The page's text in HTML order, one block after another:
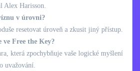
Harisson.
v úrovni?
resetovat úroveň a zkusit jiný přístup.
Free the Key?
která zpochybňuje vaše logické myšlení
uvažování.